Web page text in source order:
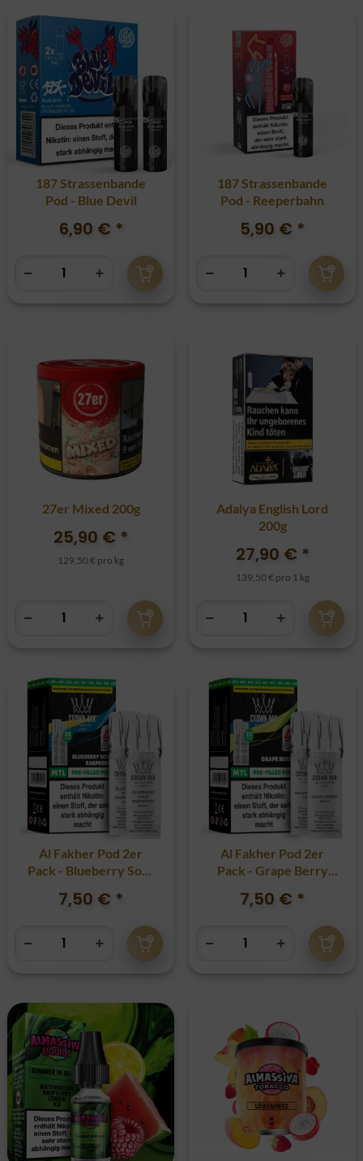
187 Strassenbande
Pod - Blue Devil
6,90 € *
187 Strassenbande
Pod - Reeperbahn
5,90 € *
27er Mixed 200g
25,90 € *
129,50 € pro kg
Adalya English Lord
200g
27,90 € *
139,50 € pro 1 kg
Al Fakher Pod 2er
Pack - Blueberry Sour
7,50 € *
Al Fakher Pod 2er
Pack - Grape Berry
7,50 € *